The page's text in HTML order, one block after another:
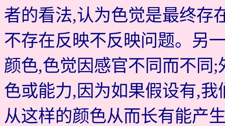
者的看法,认为色觉是最终存
不存在反映不反映问题。另
颜色,色觉因感官不同而不同
色或能力,因为如果假设有,
从这样的颜色从而长有能产